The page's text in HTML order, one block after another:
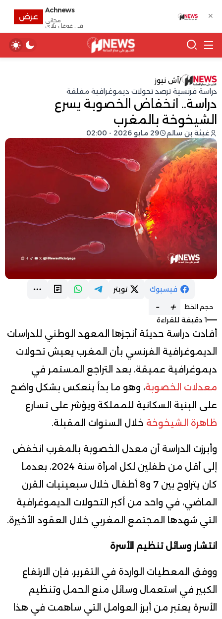
/آش نيوز
دراسة فرنسية ترصد تحولات ديموغرافية مقلقة
دراسة.. انخفاض الخصوبة يسرع
الشيخوخة بالمغرب
غيثة بن سالم 29 مايو 2026 - 02:00
فيسبوك تويتر
حجم الخط +
-
1 دقيقة للقراءة
أفادت دراسة حديثة أنجزها المعهد الوطني للدراسات
الديموغرافية الفرنسي بأن المغرب يعيش تحولات
ديموغرافية عميقة، بعد التراجع المستمر في
معدلات الخصوبة، وهو ما بدأ ينعكس بشكل واضح
على البنية السكانية للمملكة ويؤشر على تسارع
ظاهرة الشيخوخة خلال السنوات المقبلة.
وأبرزت الدراسة أن معدل الخصوبة بالمغرب انخفض
إلى أقل من طفلين لكل امرأة سنة 2024، بعدما
كان يتراوح بين 7 و8 أطفال خلال سبعينيات القرن
الماضي، في واحد من أكبر التحولات الديموغرافية
التي شهدها المجتمع المغربي خلال العقود الأخيرة.
انتشار وسائل تنظيم الأسرة
ووفق المعطيات الواردة في التقرير، فإن الارتفاع
الكبير في استعمال وسائل منع الحمل وتنظيم
الأسرة يعتبر من أبرز العوامل التي ساهمت في هذا
✕
Achnews
مجانى
في غوغل بلاي
عرض